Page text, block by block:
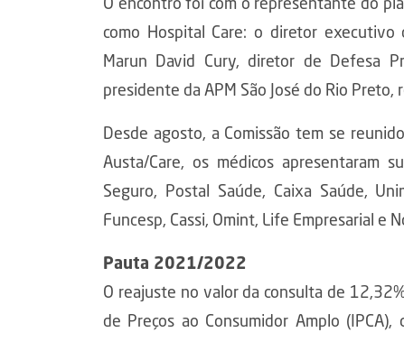
O encontro foi com o representante do
como Hospital Care: o diretor executivo
Marun David Cury, diretor de Defesa
presidente da APM São José do Rio Preto,
Desde agosto, a Comissão tem se
Austa/Care, os médicos apresentaram
Seguro, Postal Saúde, Caixa Saúde,
Funcesp, Cassi, Omint, Life Empresarial e
Pauta 2021/2022
O reajuste no valor da consulta de
de Preços ao Consumidor Amplo